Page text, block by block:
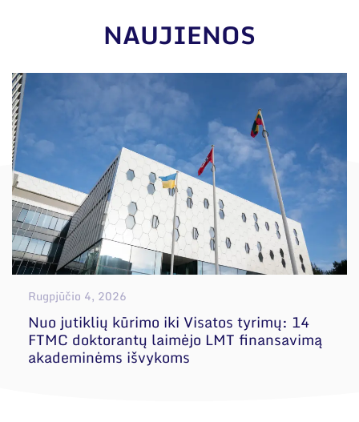
NAUJIENOS
Rugpjūčio 4, 2026
Nuo jutiklių kūrimo iki Visatos tyrimų: 14
FTMC doktorantų laimėjo LMT finansavimą
akademinėms išvykoms